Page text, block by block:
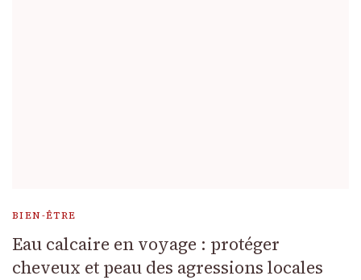
BIEN-ÊTRE
Eau calcaire en voyage : protéger
cheveux et peau des agressions locales